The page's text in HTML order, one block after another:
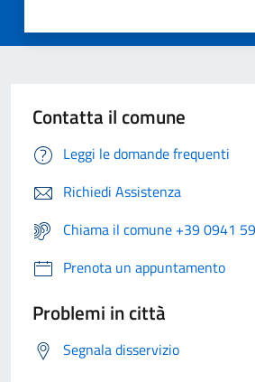
Contatta il comune
Leggi le domande frequenti
Richiedi Assistenza
Chiama il comune +39 0941
Prenota un appuntamento
Problemi in città
Segnala disservizio